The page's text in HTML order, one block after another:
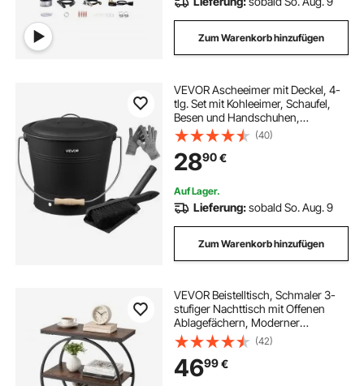
Zum Warenkorb hinzufügen
VEVOR Ascheeimer mit Deckel, 4-
tlg. Set mit Kohleeimer, Schaufel,
Besen und Handschuhen,
Kaminkohleeimer und Aschedose
aus Metall, 9,8L
Fassungsvermögen für Kamine,
Feuerstellen, Holzöfen
(40)
2890€
Auf Lager.
Lieferung:sobald So. Aug. 9
Zum Warenkorb hinzufügen
VEVOR Beistelltisch, Schmaler 3-
stufiger Nachttisch mit Offenen
Ablagefächern, Moderner
Nachttisch mit Rundem
Metallgestell, Couchtisch aus Holz
für Wohnzimmer Schlafzimmer
Büro, Rustikales Braun
(42)
4699€